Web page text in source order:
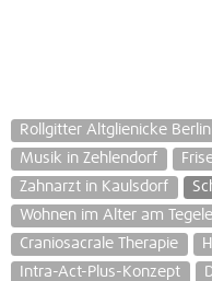
Rollgitter Altglienicke Berlin
Musik in Zehlendorf
Zahnarzt in Kaulsdorf
Wohnen im Alter am
Craniosacrale Therapie
Intra-Act-Plus-Konzept